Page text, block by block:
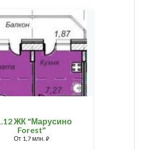
ЖК "Марусино
Forest"
От 1,7 млн. ⃏